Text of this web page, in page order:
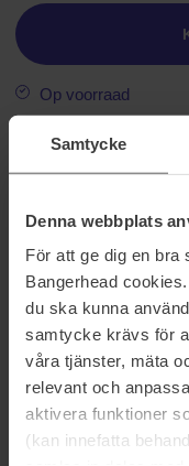
Samtycke
Denna webbplats
För att ge dig en bra
Bangerhead
du ska kunna
samtycke krävs för
våra tjänster, mäta
relevant och
aktivera funktioner
(kan innefatta
Op voorraad
droge een
antioxidantbescherming
tegen schadelijke
als gekleurde tinten.
tegen de schadelijke
Maat: 3 g
Artikelnummer: 13104
Categorieën: